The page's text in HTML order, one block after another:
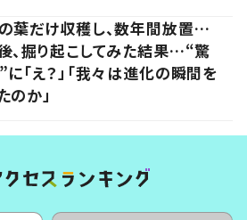
葉だけ収穫し、数年間放置…
、掘り起こしてみた結果…“驚
「え？」「我々は進化の瞬間を
のか」